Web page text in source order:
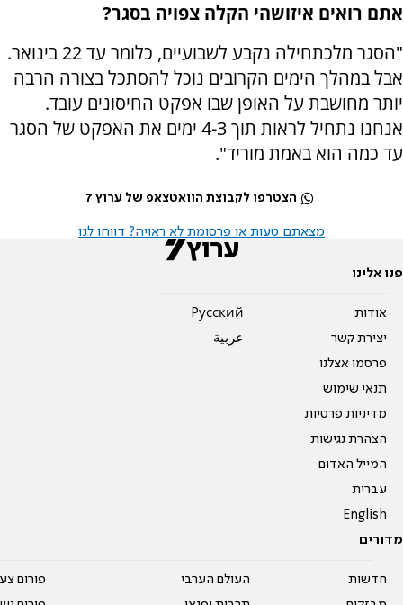
אתם רואים איזושהי הקלה צפויה בסגר?
"הסגר מלכתחילה נקבע לשבועיים, כלומר עד 22 בינואר.
אבל במהלך הימים הקרובים נוכל להסתכל בצורה הרבה
יותר מחושבת על האופן שבו אפקט החיסונים עובד.
אנחנו נתחיל לראות תוך 4-3 ימים את האפקט של הסגר
עד כמה הוא באמת מוריד".
הצטרפו לקבוצת הוואטצאפ של ערוץ 7
מצאתם טעות או פרסומת לא ראויה? דווחו לנו
פנו אלינו
אודות
יצירת קשר
פרסמו אצלנו
תנאי שימוש
מדיניות פרטיות
הצהרת נגישות
המייל האדום
עברית
English
Pусский
عربية
מדורים
חדשות
העולם הערבי
פורום